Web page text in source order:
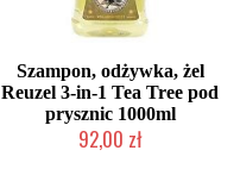
Szampon, odżywka, żel
Reuzel 3-in-1 Tea Tree pod
prysznic 1000ml
92,00 zł